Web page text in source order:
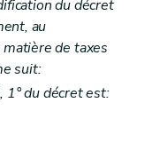
du décret
au
de taxes
suit:
1° du décret est: